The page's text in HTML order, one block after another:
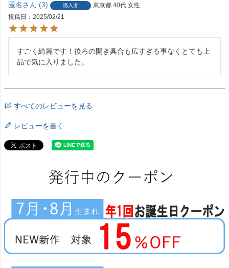
匿名 3 購入者 東京都 40代 女性
投稿日
2025/02/21
すごく綺麗です！後ろの開き具合も広すぎる事なくとても上
品で気に入りました。
すべてのレビューを見る
レビューを書く